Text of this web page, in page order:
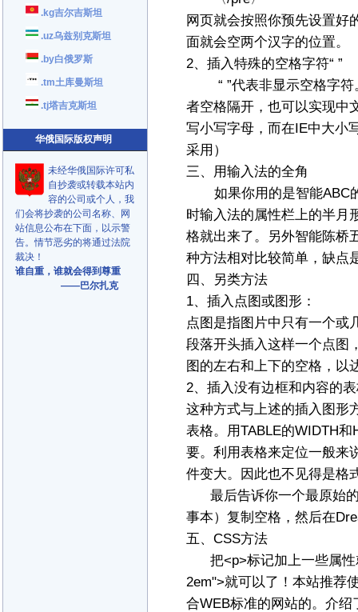
.kg吉尔吉斯坦
.uz乌兹别克斯坦
.by白俄罗斯
.tm土库曼斯坦
.tj塔吉克斯坦
华俄国际版权声明
未经华俄国际许可私
自抄袭或转载本站内
容的公司或个人，我
们会将抄袭的公司名称、网
站信息公布在下面，以示警
告。情节恶劣的将通过法院
裁决！
谁自重，谁就会得到尊重
——巴尔扎克
网页就会按照你预先设置好
面就会空两个汉字的位置。
2、插入特殊的空格字符“ ”
“ ”代表非显示空格字符
者空格隔开，也可以实现中
写小写字母，而在IE中大小
采用）
三、用输入法的全角
如果你用的是智能ABC的
时输入法的属性栏上的半月
格就出来了。另外智能陈桥
种方法相对比较简单，缺点
四、另类方法
1、插入点图或图形：
点图是指图片中只有一个或
段落开头插入这样一个点图
图的左右和上下的空格，以
2、插入没有边框和内容的
这种方式与上述的插入图形
表格。用TABLE的WIDTH
要。利用表格来定位一般来
件变大。因此也不见得是格
最后告诉你一个最原始的
事本）复制空格，然后在
五、CSS方法
把<p>标记加上一些属性
2em">就可以了！本站推荐
合WEB标准的网站的。介